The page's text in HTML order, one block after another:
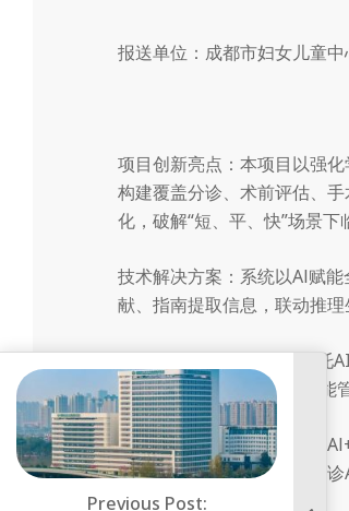
报送单位：成都市妇女儿童中
项目创新亮点：本项目以强
构建覆盖分诊、术前评估、
化，破解“短、平、快”场景下
技术解决方案：系统以Al赋
献、指南提取信息，联动推理
解决的问题-应用效果：依托
议、智能Al+随访，实现智能
社会效益与推广机制：智能
妇幼专科医疗机构推广。问
策依据。